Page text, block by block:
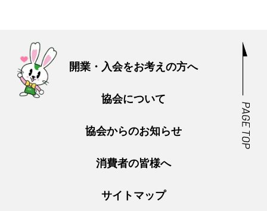
開業・入会をお考えの方へ
協会について
協会からのお知らせ
消費者の皆様へ
サイトマップ